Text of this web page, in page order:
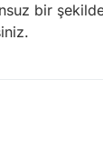
bir şekilde